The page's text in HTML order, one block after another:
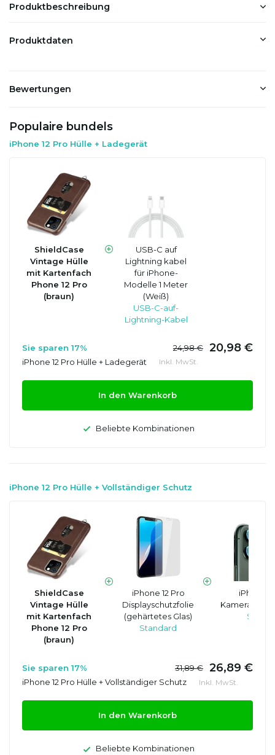
Produktbeschreibung
Produktdaten
Bewertungen
Populaire bundels
iPhone 12 Pro Hülle + Ladegerät
ShieldCase
Vintage Hülle
mit Kartenfach
Phone 12 Pro
(braun)
USB-C auf
Lightning kabel
für iPhone-
Modelle 1 Meter
(Weiß)
USB-C-auf-
Lightning-Kabel
Sie sparen 17% 24,98 € 20,98 €
iPhone 12 Pro Hülle + Ladegerät Inkl. MwSt.
In den Warenkorb
Beliebte Kombinationen
iPhone 12 Pro Hülle + Vollständiger Schutz
ShieldCase
Vintage Hülle
mit Kartenfach
Phone 12 Pro
(braun)
iPhone 12 Pro
Displayschutzfolie
(gehärtetes Glas)
Standard
iPhone
Sie sparen 17% 31,89 € 26,89 €
iPhone 12 Pro Hülle + Vollständiger Schutz Inkl. MwSt.
In den Warenkorb
Beliebte Kombinationen